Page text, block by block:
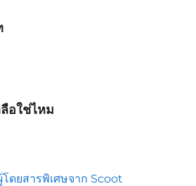
อใช่ไหม
ดยสารพิเศษจาก Scoot